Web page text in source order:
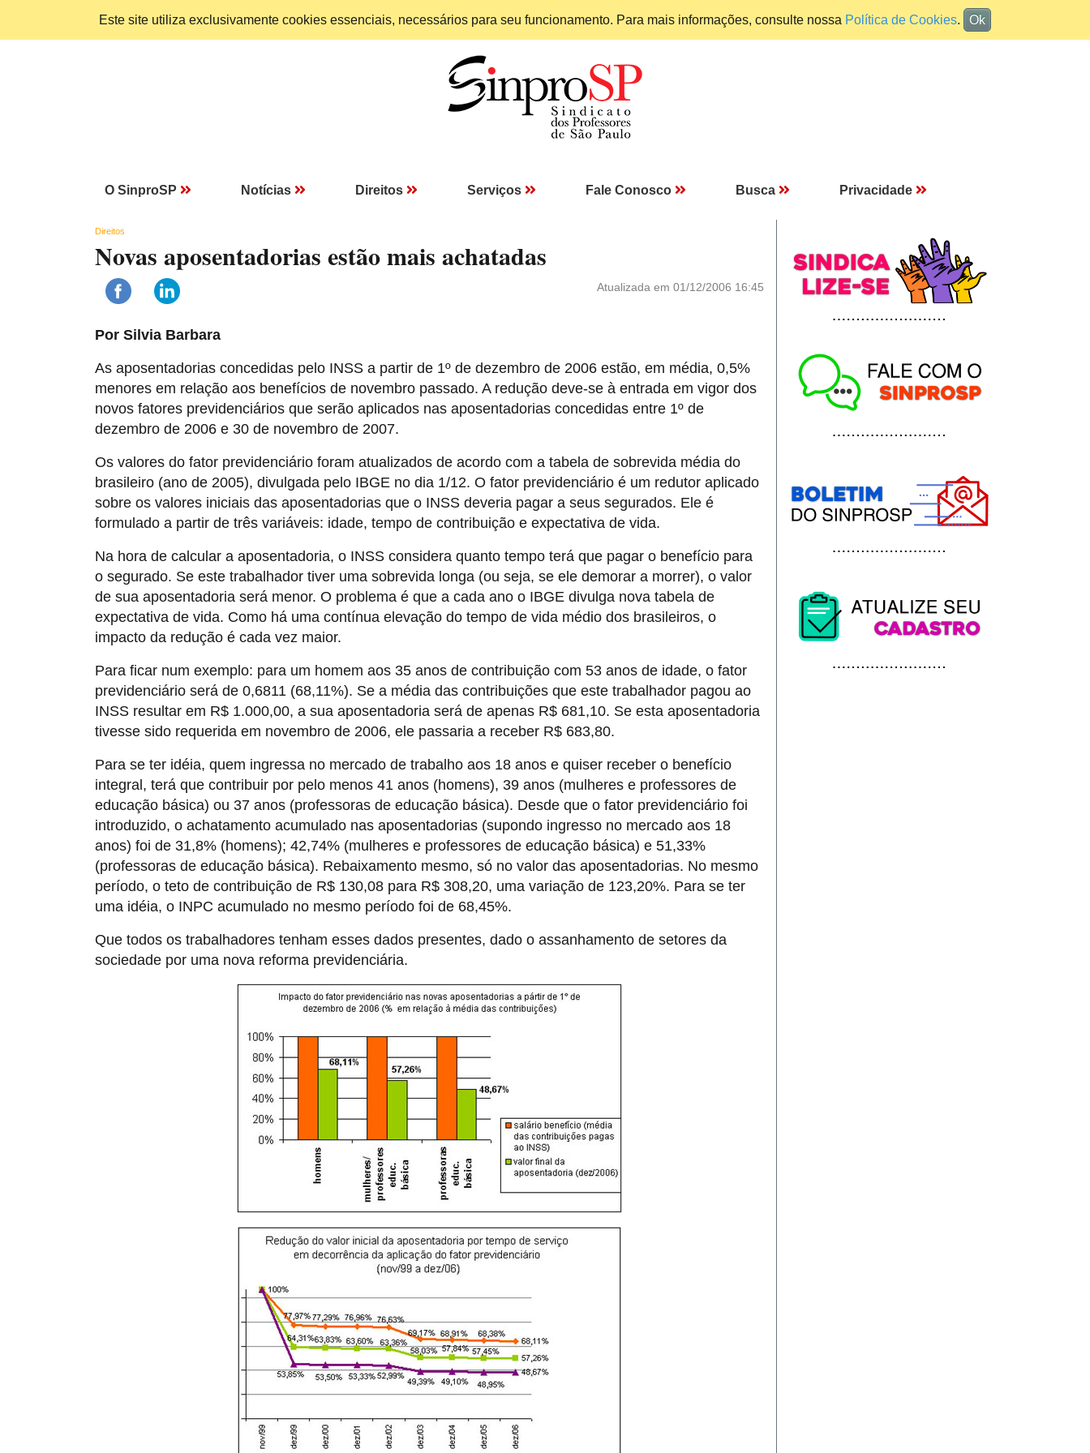
Este site utiliza exclusivamente cookies essenciais, necessários para seu funcionamento. Para mais informações, consulte nossa Política de Cookies. Ok
O SinproSP Notícias Direitos Serviços Fale Conosco Busca Privacidade
Direitos
Novas aposentadorias estão mais achatadas
Atualizada em 01/12/2006 16:45
Por Silvia Barbara
As aposentadorias concedidas pelo INSS a partir de 1º de dezembro de 2006 estão, em média, 0,5%
menores em relação aos benefícios de novembro passado. A redução deve-se à entrada em vigor dos
novos fatores previdenciários que serão aplicados nas aposentadorias concedidas entre 1º de
dezembro de 2006 e 30 de novembro de 2007.
Os valores do fator previdenciário foram atualizados de acordo com a tabela de sobrevida média do
brasileiro (ano de 2005), divulgada pelo IBGE no dia 1/12. O fator previdenciário é um redutor aplicado
sobre os valores iniciais das aposentadorias que o INSS deveria pagar a seus segurados. Ele é
formulado a partir de três variáveis: idade, tempo de contribuição e expectativa de vida.
Na hora de calcular a aposentadoria, o INSS considera quanto tempo terá que pagar o benefício para
o segurado. Se este trabalhador tiver uma sobrevida longa (ou seja, se ele demorar a morrer), o valor
de sua aposentadoria será menor. O problema é que a cada ano o IBGE divulga nova tabela de
expectativa de vida. Como há uma contínua elevação do tempo de vida médio dos brasileiros, o
impacto da redução é cada vez maior.
Para ficar num exemplo: para um homem aos 35 anos de contribuição com 53 anos de idade, o fator
previdenciário será de 0,6811 (68,11%). Se a média das contribuições que este trabalhador pagou ao
INSS resultar em R$ 1.000,00, a sua aposentadoria será de apenas R$ 681,10. Se esta aposentadoria
tivesse sido requerida em novembro de 2006, ele passaria a receber R$ 683,80.
Para se ter idéia, quem ingressa no mercado de trabalho aos 18 anos e quiser receber o benefício
integral, terá que contribuir por pelo menos 41 anos (homens), 39 anos (mulheres e professores de
educação básica) ou 37 anos (professoras de educação básica). Desde que o fator previdenciário foi
introduzido, o achatamento acumulado nas aposentadorias (supondo ingresso no mercado aos 18
anos) foi de 31,8% (homens); 42,74% (mulheres e professores de educação básica) e 51,33%
(professoras de educação básica). Rebaixamento mesmo, só no valor das aposentadorias. No mesmo
período, o teto de contribuição de R$ 130,08 para R$ 308,20, uma variação de 123,20%. Para se ter
uma idéia, o INPC acumulado no mesmo período foi de 68,45%.
Que todos os trabalhadores tenham esses dados presentes, dado o assanhamento de setores da
sociedade por uma nova reforma previdenciária.